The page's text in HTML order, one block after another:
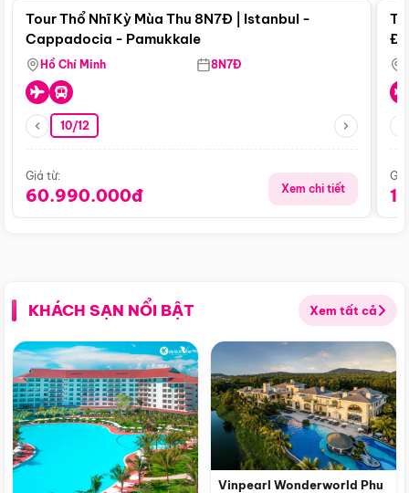
Tour Thổ Nhĩ Kỳ Mùa Thu 8N7Đ | Istanbul -
Cappadocia - Pamukkale
Hồ Chí Minh 8N7Đ
10/12
Giá từ:
60.990.000đ Xem chi tiết
KHÁCH SẠN NỔI BẬT Xem tất cả
Vinpearl Wonderworld Phu